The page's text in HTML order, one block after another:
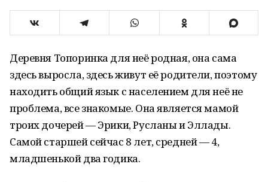
Деревня Топоринка для неё родная, она сама
здесь выросла, здесь живут её родители, поэтому
находить общий язык с населением для неё не
проблема, все знакомые. Она является мамой
троих дочерей — Эрики, Русланы и Эллады.
Самой старшей сейчас 8 лет, средней — 4,
младшенькой два годика.